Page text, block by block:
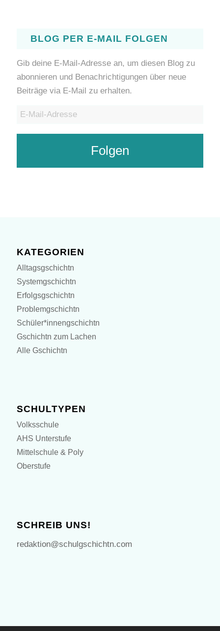
BLOG PER E-MAIL FOLGEN
Gib deine E-Mail-Adresse an, um diesen Blog zu
abonnieren und Benachrichtigungen über neue
Beiträge via E-Mail zu erhalten.
E-
Folgen
KATEGORIEN
Alltagsgschichtn
Systemgschichtn
Erfolgsgschichtn
Problemgschichtn
Schüler*innengschichtn
Gschichtn zum Lachen
Alle Gschichtn
SCHULTYPEN
Volksschule
AHS Unterstufe
Mittelschule & Poly
Oberstufe
SCHREIB UNS!
redaktion@schulgschichtn.com